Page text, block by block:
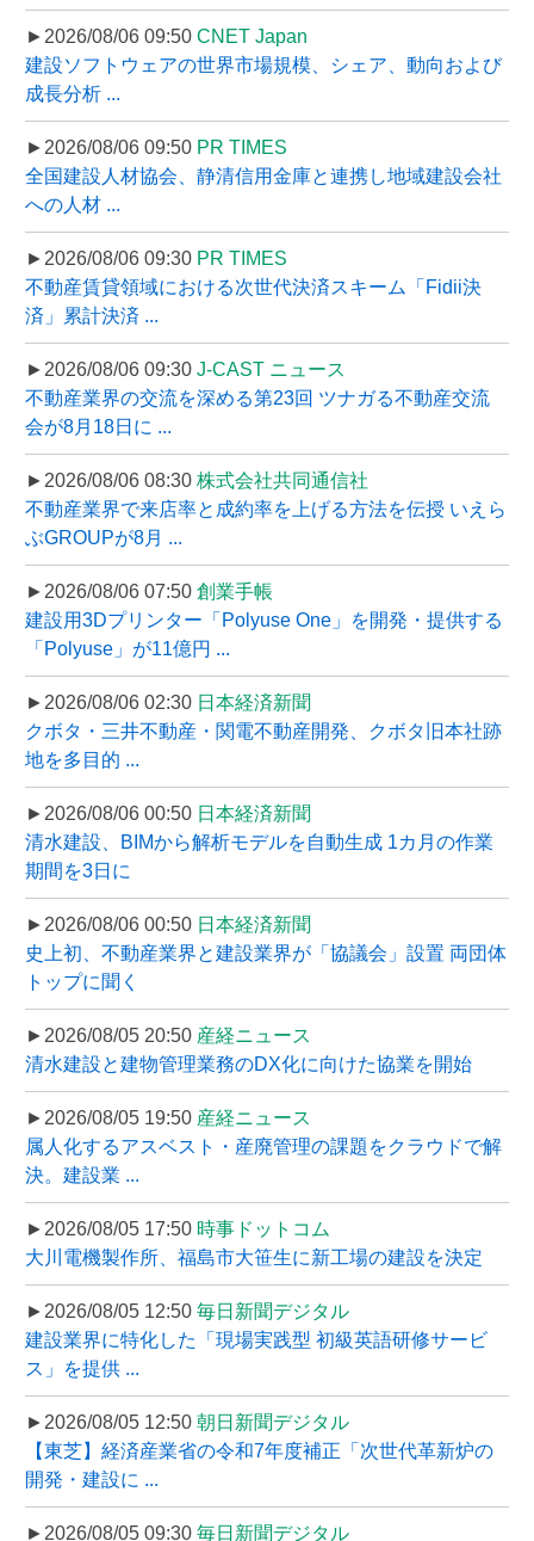
►2026/08/06 09:50 CNET Japan
建設ソフトウェアの世界市場規模、シェア、動向および
成長分析 ...
►2026/08/06 09:50 PR TIMES
全国建設人材協会、静清信用金庫と連携し地域建設会社
への人材 ...
►2026/08/06 09:30 PR TIMES
不動産賃貸領域における次世代決済スキーム「Fidii決
済」累計決済 ...
►2026/08/06 09:30 J-CAST ニュース
不動産業界の交流を深める第23回 ツナガる不動産交流
会が8月18日に ...
►2026/08/06 08:30 株式会社共同通信社
不動産業界で来店率と成約率を上げる方法を伝授 いえら
ぶGROUPが8月 ...
►2026/08/06 07:50 創業手帳
建設用3Dプリンター「Polyuse One」を開発・提供する
「Polyuse」が11億円 ...
►2026/08/06 02:30 日本経済新聞
クボタ・三井不動産・関電不動産開発、クボタ旧本社跡
地を多目的 ...
►2026/08/06 00:50 日本経済新聞
清水建設、BIMから解析モデルを自動生成 1カ月の作業
期間を3日に
►2026/08/06 00:50 日本経済新聞
史上初、不動産業界と建設業界が「協議会」設置 両団体
トップに聞く
►2026/08/05 20:50 産経ニュース
清水建設と建物管理業務のDX化に向けた協業を開始
►2026/08/05 19:50 産経ニュース
属人化するアスベスト・産廃管理の課題をクラウドで解
決。建設業 ...
►2026/08/05 17:50 時事ドットコム
大川電機製作所、福島市大笹生に新工場の建設を決定
►2026/08/05 12:50 毎日新聞デジタル
建設業界に特化した「現場実践型 初級英語研修サービ
ス」を提供 ...
►2026/08/05 12:50 朝日新聞デジタル
【東芝】経済産業省の令和7年度補正「次世代革新炉の
開発・建設に ...
►2026/08/05 09:30 毎日新聞デジタル